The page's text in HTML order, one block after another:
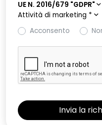
UE N. 2016/679 "GDPR"
Attività di marketing *
Acconsento